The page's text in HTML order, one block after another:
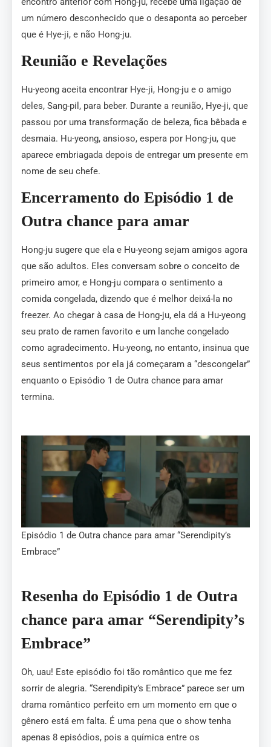
um número desconhecido que o desaponta ao perceber
que é Hye-ji, e não Hong-ju.
Reunião e Revelações
Hu-yeong aceita encontrar Hye-ji, Hong-ju e o amigo
deles, Sang-pil, para beber. Durante a reunião, Hye-ji, que
passou por uma transformação de beleza, fica bêbada e
desmaia. Hu-yeong, ansioso, espera por Hong-ju, que
aparece embriagada depois de entregar um presente em
nome de seu chefe.
Encerramento do Episódio 1 de
Outra chance para amar
Hong-ju sugere que ela e Hu-yeong sejam amigos agora
que são adultos. Eles conversam sobre o conceito de
primeiro amor, e Hong-ju compara o sentimento a
comida congelada, dizendo que é melhor deixá-la no
freezer. Ao chegar à casa de Hong-ju, ela dá a Hu-yeong
seu prato de ramen favorito e um lanche congelado
como agradecimento. Hu-yeong, no entanto, insinua que
seus sentimentos por ela já começaram a “descongelar”
enquanto o Episódio 1 de Outra chance para amar
termina.
Episódio 1 de Outra chance para amar “Serendipity’s
Embrace”
Resenha do Episódio 1 de Outra
chance para amar “Serendipity’s
Embrace”
Oh, uau! Este episódio foi tão romântico que me fez
sorrir de alegria. “Serendipity’s Embrace” parece ser um
drama romântico perfeito em um momento em que o
gênero está em falta. É uma pena que o show tenha
apenas 8 episódios, pois a química entre os